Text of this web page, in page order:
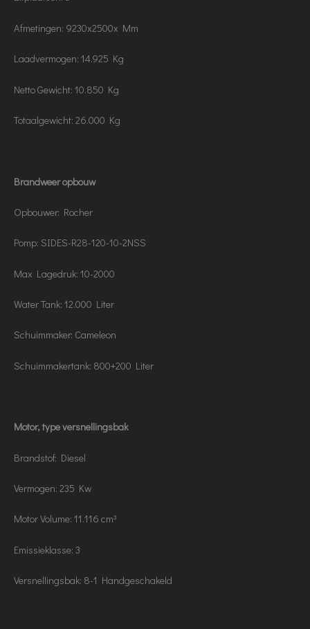
Afmetingen: 9230x2500x Mm
Laadvermogen: 14.925 Kg
Netto Gewicht: 10.850 Kg
Totaalgewicht: 26.000 Kg
Brandweer opbouw
Opbouwer: Rocher
Pomp: SIDES-R28-120-10-2NSS
Max Lagedruk: 10-2000
Water Tank: 12.000 Liter
Schuimmaker: Cameleon
Schuimmakertank: 800+200 Liter
Motor, type versnellingsbak
Brandstof: Diesel
Vermogen: 235 Kw
Motor Volume: 11.116 cm³
Emissieklasse: 3
Versnellingsbak: 8-1 Handgeschakeld